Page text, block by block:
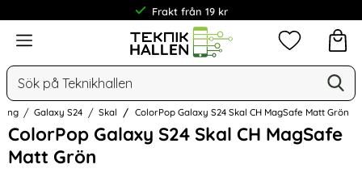
Frakt från 19 kr
Meny
Sök
Mina
Galaxy S24 Skal ColorPop Galaxy S24 Skal CH MagSafe Matt Grön
ColorPop Galaxy S24 Skal CH MagSafe
Matt Grön
Hoppa
över
Bilder